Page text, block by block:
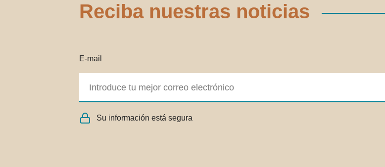
Reciba nuestras noticias
E-mail
Su información está segura